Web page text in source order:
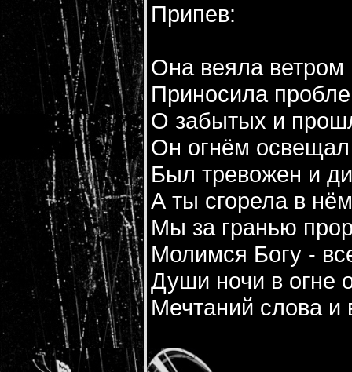
Припев:
Она веяла ветром
Приносила
О забытых и
Он огнём освещал
Был тревожен и
А ты сгорела в
Мы за гранью
Молимся Богу -
Души ночи в огне
Мечтаний слова и